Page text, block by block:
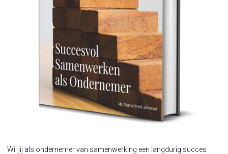
Wil jij als ondernemer van samenwerking een langdurig succes